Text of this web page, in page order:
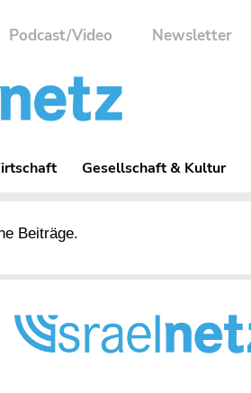
Podcast/Video Newsletter
Gesellschaft & Kultur
Beiträge.